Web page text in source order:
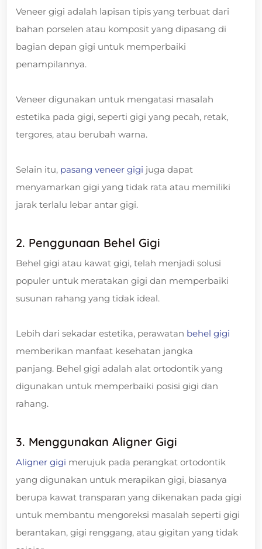
Veneer gigi adalah lapisan tipis yang terbuat dari
bahan porselen atau komposit yang dipasang di
bagian depan gigi untuk memperbaiki
penampilannya.
Veneer digunakan untuk mengatasi masalah
estetika pada gigi, seperti gigi yang pecah, retak,
tergores, atau berubah warna.
Selain itu, pasang veneer gigi juga dapat
menyamarkan gigi yang tidak rata atau memiliki
jarak terlalu lebar antar gigi.
2. Penggunaan Behel Gigi
Behel gigi atau kawat gigi, telah menjadi solusi
populer untuk meratakan gigi dan memperbaiki
susunan rahang yang tidak ideal.
Lebih dari sekadar estetika, perawatan behel gigi
memberikan manfaat kesehatan jangka
panjang. Behel gigi adalah alat ortodontik yang
digunakan untuk memperbaiki posisi gigi dan
rahang.
3. Menggunakan Aligner Gigi
Aligner gigi merujuk pada perangkat ortodontik
yang digunakan untuk merapikan gigi, biasanya
berupa kawat transparan yang dikenakan pada gigi
untuk membantu mengoreksi masalah seperti gigi
berantakan, gigi renggang, atau gigitan yang tidak